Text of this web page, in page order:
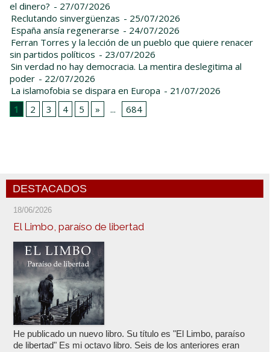
el dinero? - 27/07/2026
Reclutando sinvergüenzas - 25/07/2026
España ansía regenerarse - 24/07/2026
Ferran Torres y la lección de un pueblo que quiere renacer
sin partidos políticos - 23/07/2026
Sin verdad no hay democracia. La mentira deslegitima al
poder - 22/07/2026
La islamofobia se dispara en Europa - 21/07/2026
1
2 3 4 5 » ... 684
DESTACADOS
18/06/2026
El Limbo, paraíso de libertad
He publicado un nuevo libro. Su título es "El Limbo, paraíso
de libertad" Es mi octavo libro. Seis de los anteriores eran